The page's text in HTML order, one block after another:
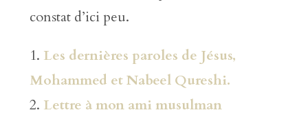
constat d’ici peu.
1. Les dernières paroles de Jésus,
Mohammed et Nabeel Qureshi.
2. Lettre à mon ami musulman